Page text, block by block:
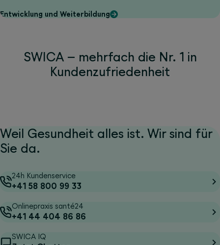
Entwicklung und Weiterbildung
SWICA – mehrfach die Nr. 1 in
Kundenzufriedenheit
Weil Gesundheit alles ist. Wir sind für
Sie da.
24h Kundenservice
+41 58 800 99 33
Onlinepraxis santé24
+41 44 404 86 86
SWICA IQ